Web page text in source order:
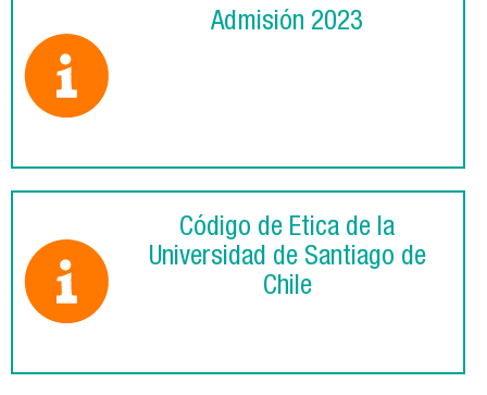
Admisión 2023
Código de Ética de la
Universidad de Santiago de
Chile